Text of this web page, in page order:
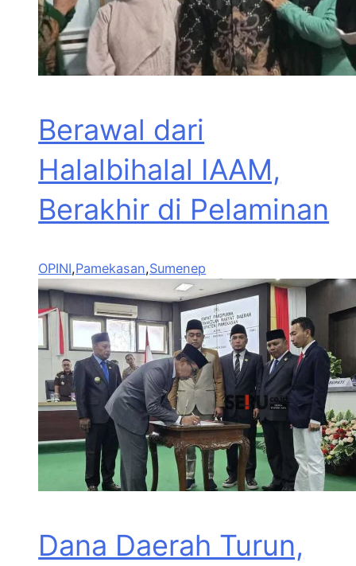
Berawal dari
Halalbihalal IAAM,
Berakhir di Pelaminan
OPINI,Pamekasan,Sumenep
Dana Daerah Turun,